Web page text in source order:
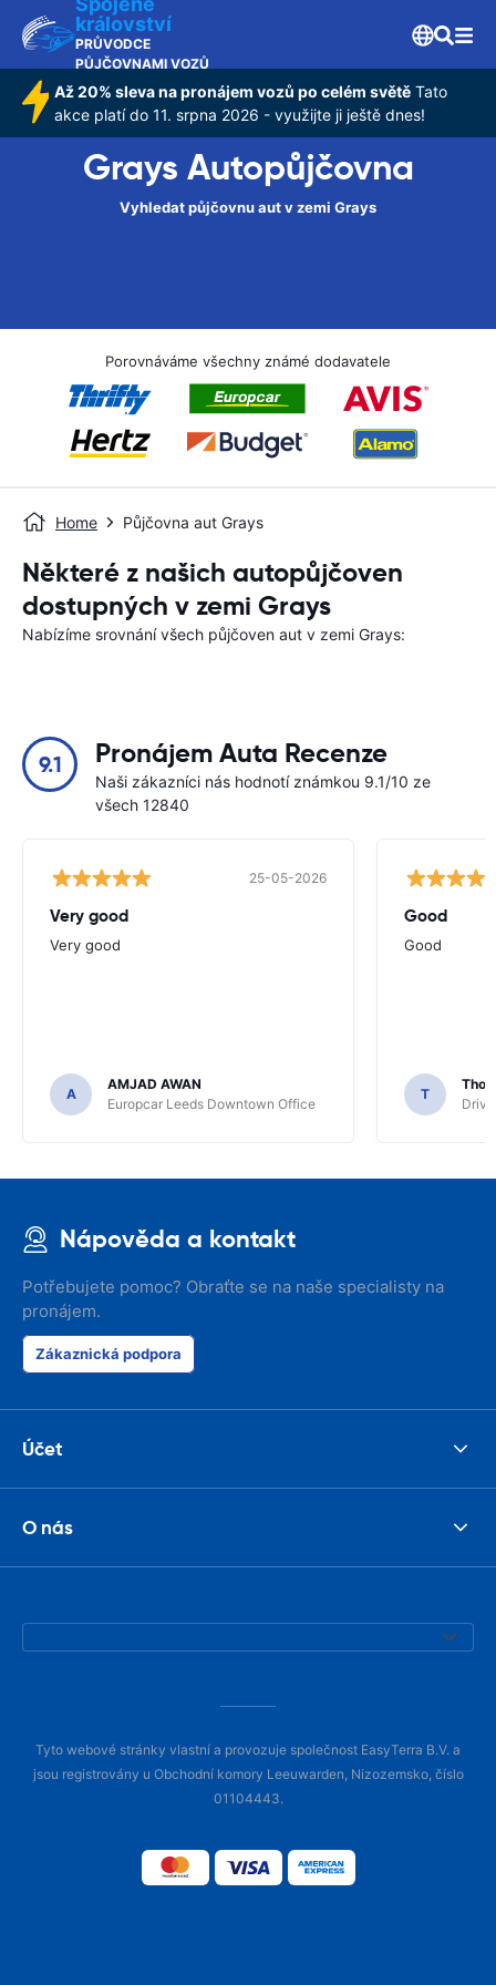
království
PRŮVODCE
PŮJČOVNAMI VOZŮ
Až 20% sleva na pronájem vozů po celém světě Tato
akce platí do 11. srpna 2026 - využijte ji ještě dnes!
Grays Autopůjčovna
Vyhledat půjčovnu aut v zemi Grays
Porovnáváme všechny známé dodavatele
Home Půjčovna aut Grays
Některé z našich autopůjčoven
dostupných v zemi Grays
Nabízíme srovnání všech půjčoven aut v zemi Grays:
9.1 Pronájem Auta Recenze
Naši zákazníci nás hodnotí známkou 9.1/10 ze
všech 12840
25-05-2026
Very good
Very good
A
AMJAD AWAN
Europcar Leeds Downtown Office
Good
Good
T
Nápověda a kontakt
Potřebujete pomoc? Obraťte se na naše specialisty na
pronájem.
Zákaznická podpora
Účet
O nás
Tyto webové stránky vlastní a provozuje společnost EasyTerra B.V. a
jsou registrovány u Obchodní komory Leeuwarden, Nizozemsko, číslo
01104443.